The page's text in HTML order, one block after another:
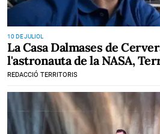
10 DE JULIOL
La Casa Dalmases de
l'astronauta de la NASA,
REDACCIÓ TERRITORIS